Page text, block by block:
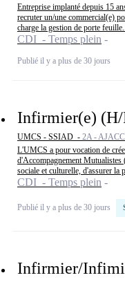
Entreprise implanté depuis 15
recruter un/une commercial(e)
charge la gestion de porte
CDI - Temps plein
Publié il y a plus de 30 jours
Infirmier(e) (H/
UMCS - SSIAD - 2A -
L'UMCS a pour vocation de
d'Accompagnement
sociale et culturelle, d'assurer la
CDI - Temps plein
Publié il y a plus de 30 jours
Infirmier/